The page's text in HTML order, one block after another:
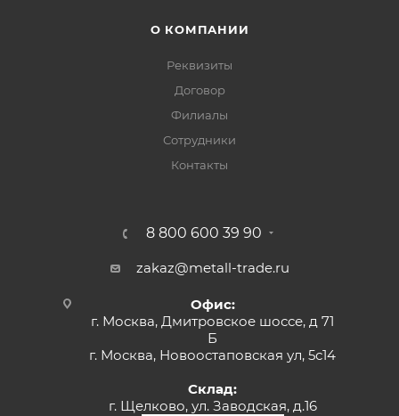
О КОМПАНИИ
Реквизиты
Договор
Филиалы
Сотрудники
Контакты
8 800 600 39 90
zakaz@metall-trade.ru
Офис:
г. Москва, Дмитровское шоссе, д 71
Б
г. Москва, Новоостаповская ул, 5с14
Склад:
г. Щелково, ул. Заводская, д.16